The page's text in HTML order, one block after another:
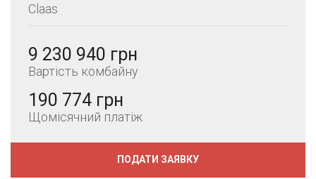
Claas
9 230 940 грн
Вартість комбайну
190 774 грн
Щомісячний платіж
ПОДАТИ ЗАЯВКУ